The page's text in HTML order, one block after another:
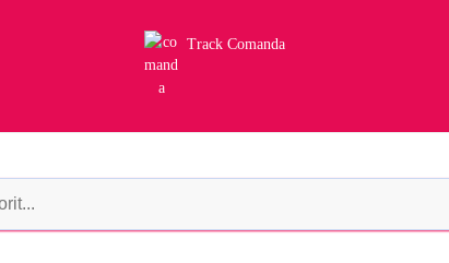
Track Comanda